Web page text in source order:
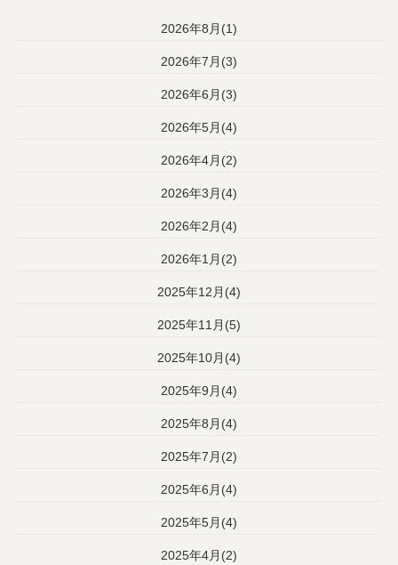
2026年8月(1)
2026年7月(3)
2026年6月(3)
2026年5月(4)
2026年4月(2)
2026年3月(4)
2026年2月(4)
2026年1月(2)
2025年12月(4)
2025年11月(5)
2025年10月(4)
2025年9月(4)
2025年8月(4)
2025年7月(2)
2025年6月(4)
2025年5月(4)
2025年4月(2)